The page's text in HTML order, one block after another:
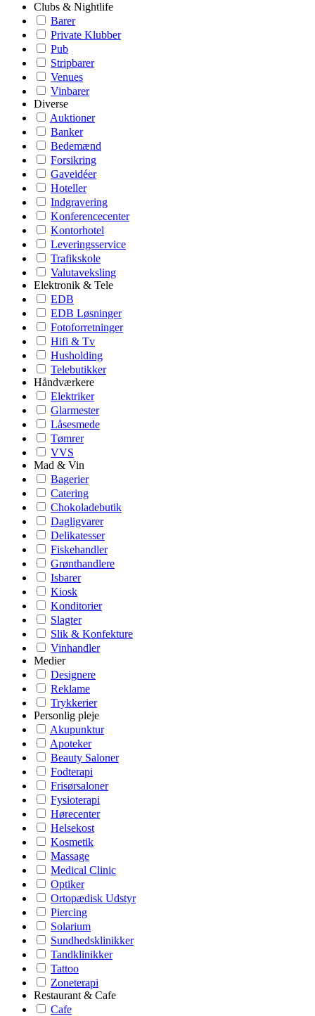
Clubs & Nightlife
Barer
Private Klubber
Pub
Stripbarer
Venues
Vinbarer
Diverse
Auktioner
Banker
Bedemænd
Forsikring
Gaveidéer
Hoteller
Indgravering
Konferencecenter
Kontorhotel
Leveringsservice
Trafikskole
Valutaveksling
Elektronik & Tele
EDB
EDB Løsninger
Fotoforretninger
Hifi & Tv
Husholding
Telebutikker
Håndværkere
Elektriker
Glarmester
Låsesmede
Tømrer
VVS
Mad & Vin
Bagerier
Catering
Chokoladebutik
Dagligvarer
Delikatesser
Fiskehandler
Grønthandlere
Isbarer
Kiosk
Konditorier
Slagter
Slik & Konfekture
Vinhandler
Medier
Designere
Reklame
Trykkerier
Personlig pleje
Akupunktur
Apoteker
Beauty Saloner
Fodterapi
Frisørsaloner
Fysioterapi
Hørecenter
Helsekost
Kosmetik
Massage
Medical Clinic
Optiker
Ortopædisk Udstyr
Piercing
Solarium
Sundhedsklinikker
Tandklinikker
Tattoo
Zoneterapi
Restaurant & Cafe
Cafe